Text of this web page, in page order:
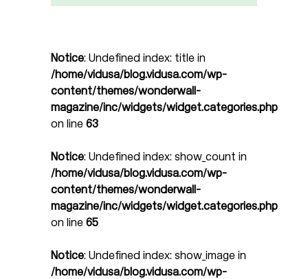
Notice: Undefined index: title in
/home/vidusa/blog.vidusa.com/wp-
content/themes/wonderwall-
magazine/inc/widgets/widget.categories.php
on line 63
Notice: Undefined index: show_count in
/home/vidusa/blog.vidusa.com/wp-
content/themes/wonderwall-
magazine/inc/widgets/widget.categories.php
on line 65
Notice: Undefined index: show_image in
/home/vidusa/blog.vidusa.com/wp-